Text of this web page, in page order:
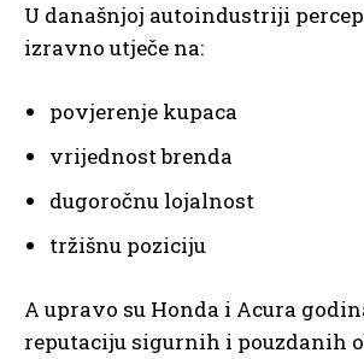
U današnjoj autoindustriji
izravno utječe na:
povjerenje kupaca
vrijednost brenda
dugoročnu lojalnost
tržišnu poziciju
A upravo su Honda i Acura
reputaciju sigurnih i pouzdanih